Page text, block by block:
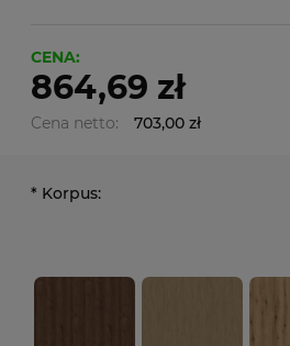
CENA:
864,69 zł
Cena netto: 703,00 zł
* Korpus: